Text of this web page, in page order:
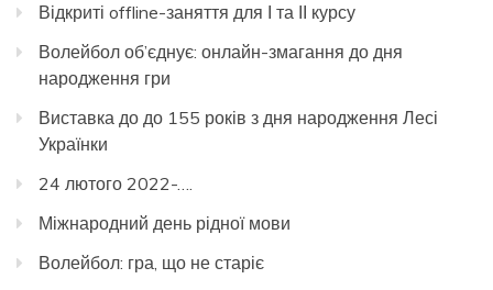
Відкриті offline-заняття для І та ІІ курсу
Волейбол об’єднує: онлайн-змагання до дня
народження гри
Виставка до до 155 років з дня народження Лесі
Українки
24 лютого 2022-….
Міжнародний день рідної мови
Волейбол: гра, що не старіє